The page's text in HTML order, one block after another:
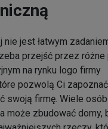
nie jest łatwym
przejść przez różne
na rynku logo firmy
pozwolą Ci
swoją firmę. Wiele
może zbudować domy,